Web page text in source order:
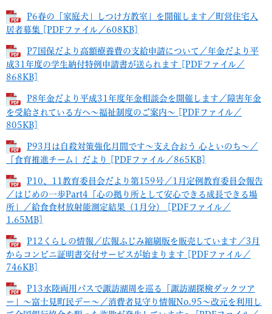
P6春の「家庭犬」しつけ方教室」を開催します／町営住宅入
居者募集 [PDFファイル／608KB]
P7国保だより高額療養費の支給申請について／年金だより平
成31年度の学生納付特例申請書が送られます [PDFファイル／
868KB]
P8年金だより平成31年度年金相談会を開催します／障害年金
を受給されている方へ～福祉制度のご案内～ [PDFファイル／
805KB]
P93月は自殺対策強化月間です～支え合おう 心といのち～／
「食育推進チーム」だより [PDFファイル／865KB]
P10、11教育委員会だより第159号／1月定例教育委員会報告
／はじめの一歩Part4「心の拠り所として安心できる成長できる場
所」／給食食材放射能測定結果（1月分） [PDFファイル／
1.65MB]
P12くらしの情報／広報ふじみ縮刷版を販売しています／3月
からコンビニ証明書交付サービスが始まります [PDFファイル／
746KB]
P13水陸両用バスで諏訪湖周を巡る「諏訪湖探検ダックツア
ー」～富士見町民デー～／消費者見守り情報No.95～改元を利用し